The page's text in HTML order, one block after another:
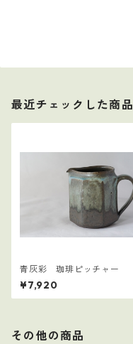
最近チェックした商品
青灰彩 珈琲ピッチャー
¥7,920
その他の商品